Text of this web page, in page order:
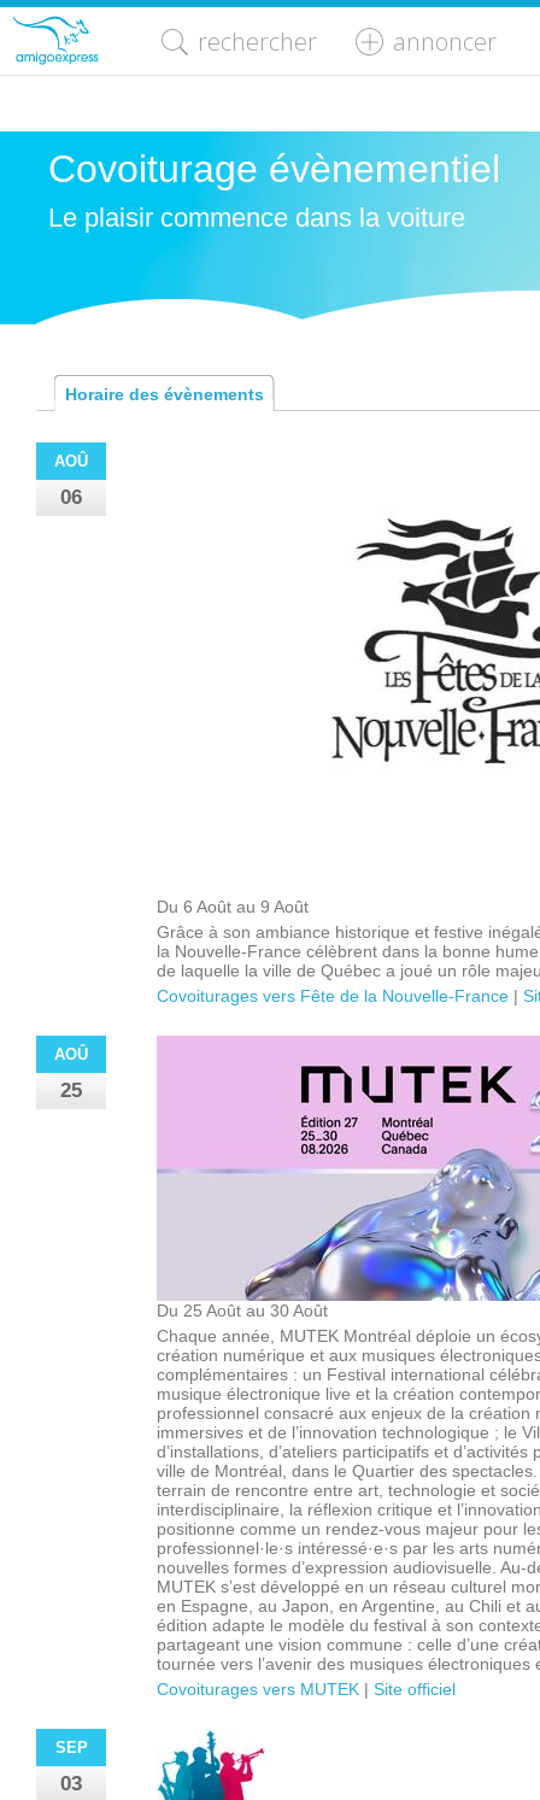
rechercher annoncer
Covoiturage évènementiel
Le plaisir commence dans la voiture
Horaire des évènements
AOÛ
06
Du 6 Août au 9 Août
Grâce à son ambiance historique et festive
la Nouvelle-France célèbrent dans la bonne
de laquelle la ville de Québec a joué un rôle
Covoiturages vers Fête de la Nouvelle-France |
AOÛ
25
Du 25 Août au 30 Août
Chaque année, MUTEK Montréal déploie un
création numérique et aux musiques
complémentaires : un Festival international
musique électronique live et la création
professionnel consacré aux enjeux de la création
immersives et de l’innovation technologique ; le
d’installations, d’ateliers participatifs et
ville de Montréal, dans le Quartier des
terrain de rencontre entre art, technologie et
interdisciplinaire, la réflexion critique et
positionne comme un rendez-vous majeur pour
professionnel·le·s intéressé·e·s par les arts
nouvelles formes d’expression audiovisuelle.
MUTEK s’est développé en un réseau culturel
en Espagne, au Japon, en Argentine, au Chili et
édition adapte le modèle du festival à son
partageant une vision commune : celle d’une
tournée vers l’avenir des musiques électroniques
Covoiturages vers MUTEK | Site officiel
SEP
03